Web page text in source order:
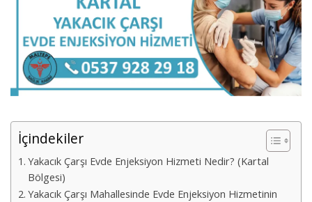
İçindekiler
Yakacık Çarşı Evde Enjeksiyon Hizmeti Nedir? (Kartal
Bölgesi)
Yakacık Çarşı Mahallesinde Evde Enjeksiyon Hizmetinin